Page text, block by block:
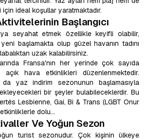
ideal koşullar yaratmaktadır.
Başlangıcı
seyahat etmek özellikle keyifli olabilir,
başlamakta olup güzel havanın tadını
uzak kalabilirsiniz.
Fransa'nın her yerinde çok sayıda
hava etkinlikleri düzenlenmektedir.
da yaz indirim sezonunun başlamasıyla
bir şeyler bulabileceklerdir. Bu
Lesbienne, Gai, Bi & Trans (LGBT Onur
dolu…
Ve Yoğun Sezon
turist sezonudur. Çok kişinin ülkeye